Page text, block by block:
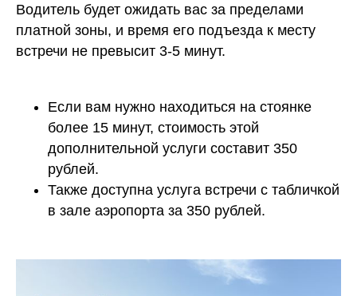
Водитель будет ожидать вас за пределами
платной зоны, и время его подъезда к месту
встречи не превысит 3-5 минут.
Если вам нужно находиться на стоянке
более 15 минут, стоимость этой
дополнительной услуги составит 350
рублей.
Также доступна услуга встречи с табличкой
в зале аэропорта за 350 рублей.